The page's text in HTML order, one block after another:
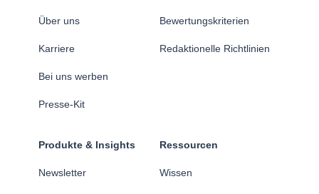
Über uns
Karriere
Bei uns werben
Presse-Kit
Bewertungskriterien
Redaktionelle Richtlinien
Produkte & Insights
Newsletter
Ressourcen
Wissen